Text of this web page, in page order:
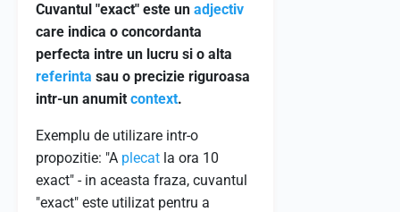
Cuvantul "exact" este un adjectiv
care indica o concordanta
perfecta intre un lucru si o alta
referinta sau o precizie riguroasa
intr-un anumit context.
Exemplu de utilizare intr-o
propozitie: "A plecat la ora 10
exact" - in aceasta fraza, cuvantul
"exact" este utilizat pentru a